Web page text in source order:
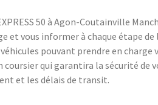
50 à Agon-Coutainville
et vous informer à chaque étape
pouvant prendre en charge
qui garantira la sécurité de
et les délais de transit.